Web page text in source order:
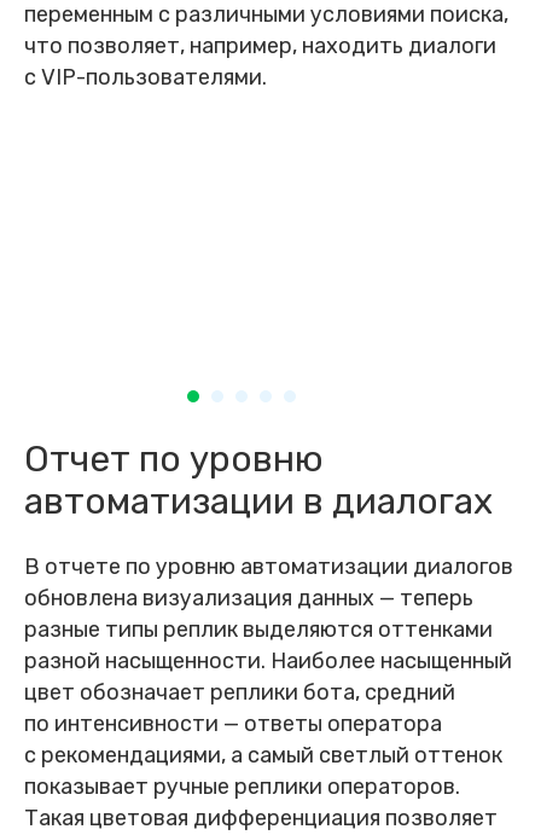
переменным с различными условиями поиска,
что позволяет, например, находить диалоги
с VIP-пользователями.
Отчет по уровню
автоматизации в диалогах
В отчете по уровню автоматизации диалогов
обновлена визуализация данных — теперь
разные типы реплик выделяются оттенками
разной насыщенности. Наиболее насыщенный
цвет обозначает реплики бота, средний
по интенсивности — ответы оператора
с рекомендациями, а самый светлый оттенок
показывает ручные реплики операторов.
Такая цветовая дифференциация позволяет